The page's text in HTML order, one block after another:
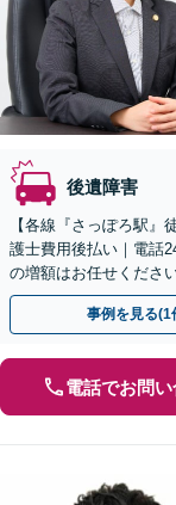
後遺障害
【各線『さっぽろ駅
護士費用後払い｜電話
の増額はお任せくださ
事例を見る(1
電話でお問